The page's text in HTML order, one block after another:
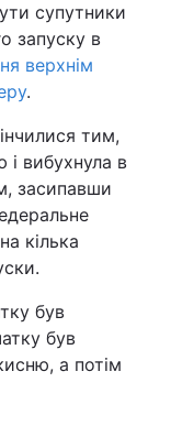
супутники
запуску в
верхнім
.
тим,
вибухнула в
засипавши
кілька
був
був
а потім